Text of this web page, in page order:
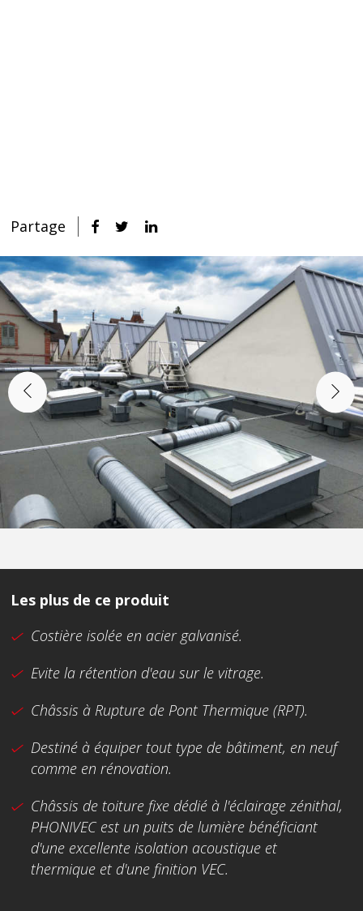
Partage
Les plus de ce produit
Costière isolée en acier galvanisé.
Evite la rétention d'eau sur le vitrage.
Châssis à Rupture de Pont Thermique (RPT).
Destiné à équiper tout type de bâtiment, en neuf
comme en rénovation.
Châssis de toiture fixe dédié à l'éclairage zénithal,
PHONIVEC est un puits de lumière bénéficiant
d'une excellente isolation acoustique et
thermique et d'une finition VEC.